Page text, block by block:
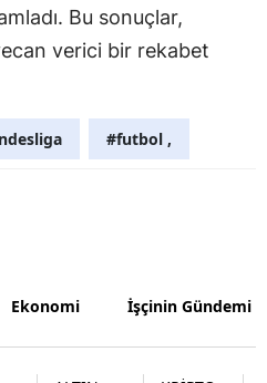
Mardin
Sakarya
Bu sonuçlar,
verici bir rekabet
#futbol ,
Ekonomi İşçinin Gündemi